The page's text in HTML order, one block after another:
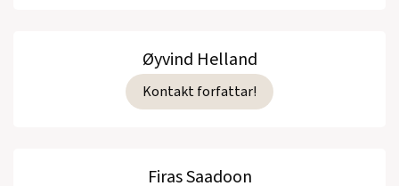
Øyvind Helland
Kontakt forfattar!
Firas Saadoon